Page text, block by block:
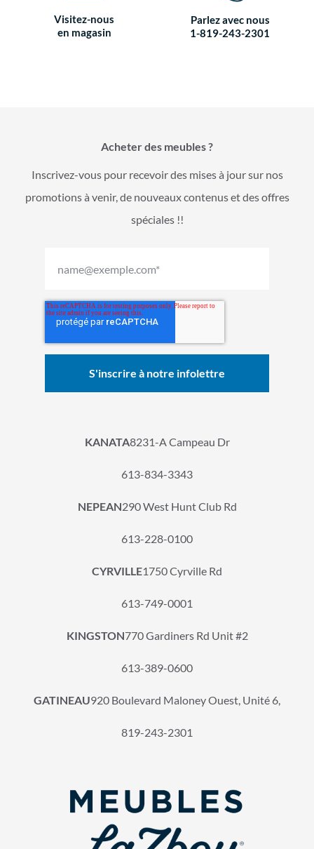
Visitez-nous
en magasin
Parlez avec nous
1-819-243-2301
Acheter des meubles ?
Inscrivez-vous pour recevoir des mises à jour sur nos
promotions à venir, de nouveaux contenus et des offres
spéciales !!
KANATA8231-A Campeau Dr
613-834-3343
NEPEAN290 West Hunt Club Rd
613-228-0100
CYRVILLE1750 Cyrville Rd
613-749-0001
KINGSTON770 Gardiners Rd Unit #2
613-389-0600
GATINEAU920 Boulevard Maloney Ouest, Unité 6,
819-243-2301